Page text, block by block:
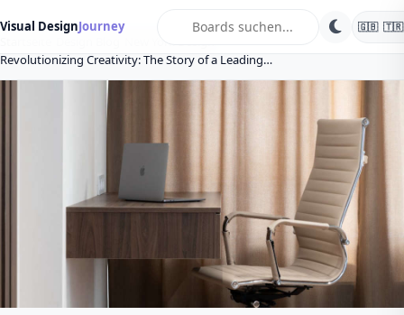
Visual DesignJourney 🇬🇧 🇹🇷
Revolutionizing Creativity: The Story of a Leading…